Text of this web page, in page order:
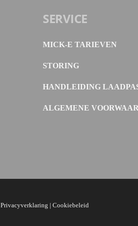
SERVICE
MICK-E TARIEVEN
STORING
HANDLEIDING
ALGEMENE
Privacyverklaring | Cookiebeleid